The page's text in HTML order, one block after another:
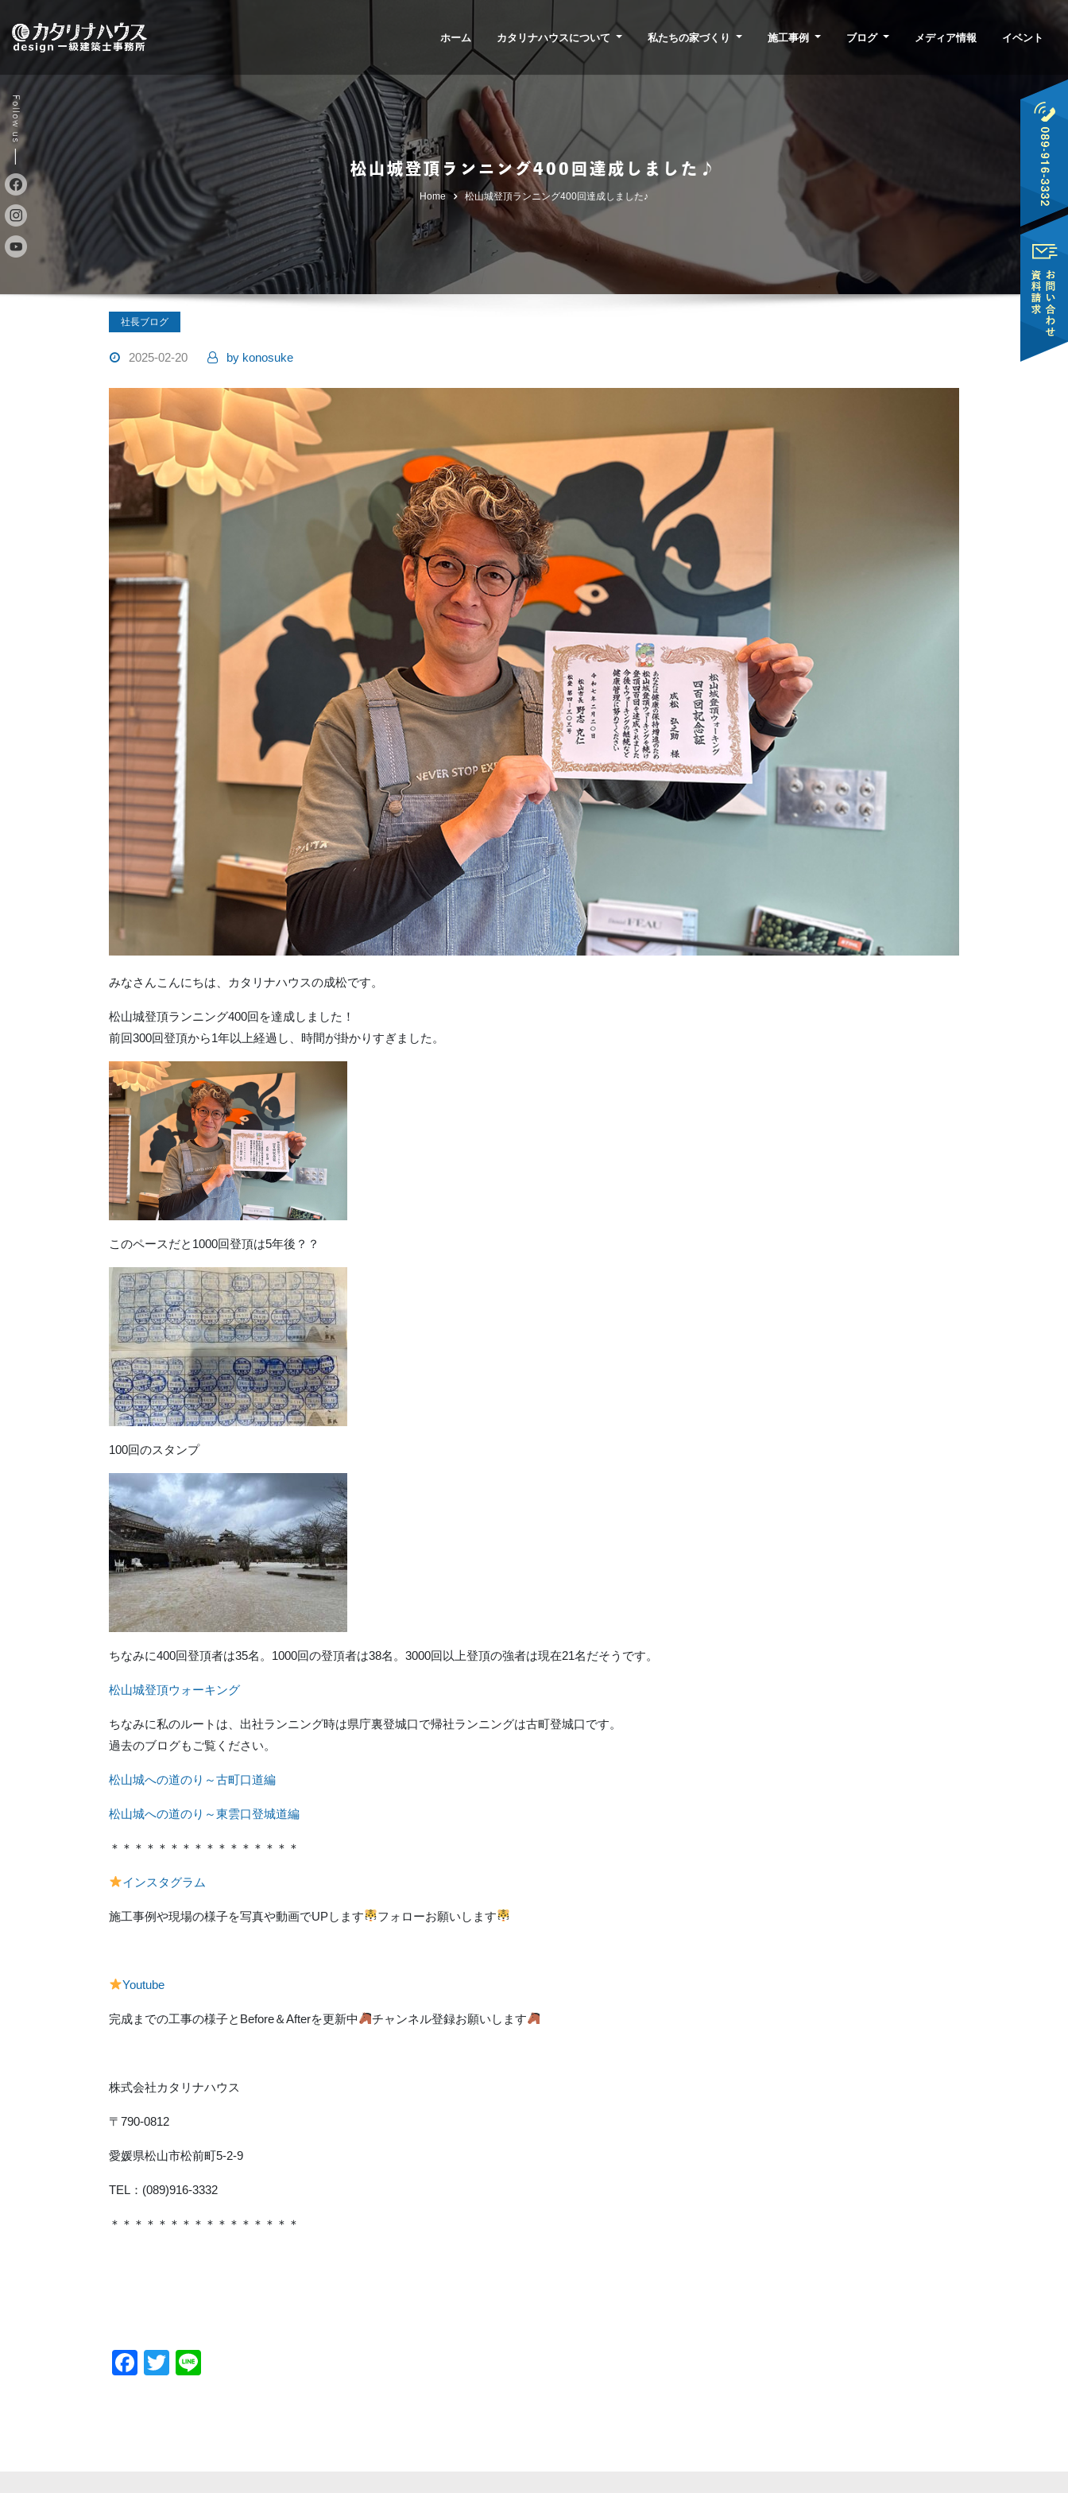
content
ホーム カタリナハウスについて 私たちの家づくり 施工事例 ブログ メディア情報 イベント
松山城登頂ランニング400回達成しました♪
Home 松山城登頂ランニング400回達成しました♪
社長ブログ
2025-02-20 by konosuke
みなさんこんにちは、カタリナハウスの成松です。
松山城登頂ランニング400回を達成しました！
前回300回登頂から1年以上経過し、時間が掛かりすぎました。
このペースだと1000回登頂は5年後？？
100回のスタンプ
ちなみに400回登頂者は35名。1000回の登頂者は38名。3000回以上登頂の強者は現在21名だそうです。
松山城登頂ウォーキング
ちなみに私のルートは、出社ランニング時は県庁裏登城口で帰社ランニングは古町登城口です。
過去のブログもご覧ください。
松山城への道のり～古町口道編
松山城への道のり～東雲口登城道編
＊＊＊＊＊＊＊＊＊＊＊＊＊＊＊＊
インスタグラム
施工事例や現場の様子を写真や動画でUPします フォローお願いします
Youtube
完成までの工事の様子とBefore＆Afterを更新中 チャンネル登録お願いします
株式会社カタリナハウス
〒790-0812
愛媛県松山市松前町5-2-9
TEL：(089)916-3332
＊＊＊＊＊＊＊＊＊＊＊＊＊＊＊＊
Facebook
Twitter